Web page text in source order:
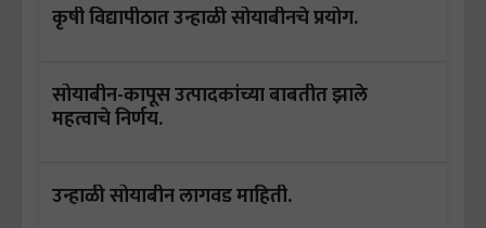
कृषी विद्यापीठात उन्हाळी सोयाबीनचे प्रयोग.
सोयाबीन-कापूस उत्पादकांच्या बाबतीत झाले
महत्वाचे निर्णय.
उन्हाळी सोयाबीन लागवड माहिती.